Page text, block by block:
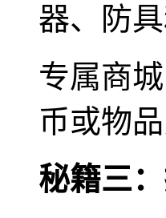
器、防具
专属商
币或物
秘籍三